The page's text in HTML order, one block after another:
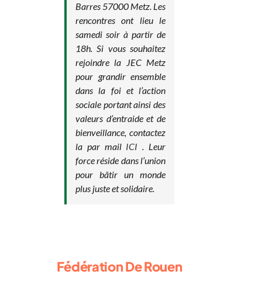
Barres 57000 Metz. Les
rencontres ont lieu le
samedi soir à partir de
18h. Si vous souhaitez
rejoindre la JEC Metz
pour grandir ensemble
dans la foi et l’action
sociale portant ainsi des
valeurs d’entraide et de
bienveillance, contactez
la par mail ICI . Leur
force réside dans l’union
pour bâtir un monde
plus juste et solidaire.
Fédération De Rouen